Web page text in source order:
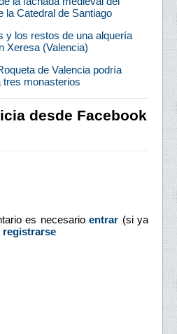
la Catedral de Santiago
y los restos de una alquería
Xeresa (Valencia)
de Valencia podría
tres monasterios
desde Facebook
es necesario entrar (si ya
registrarse